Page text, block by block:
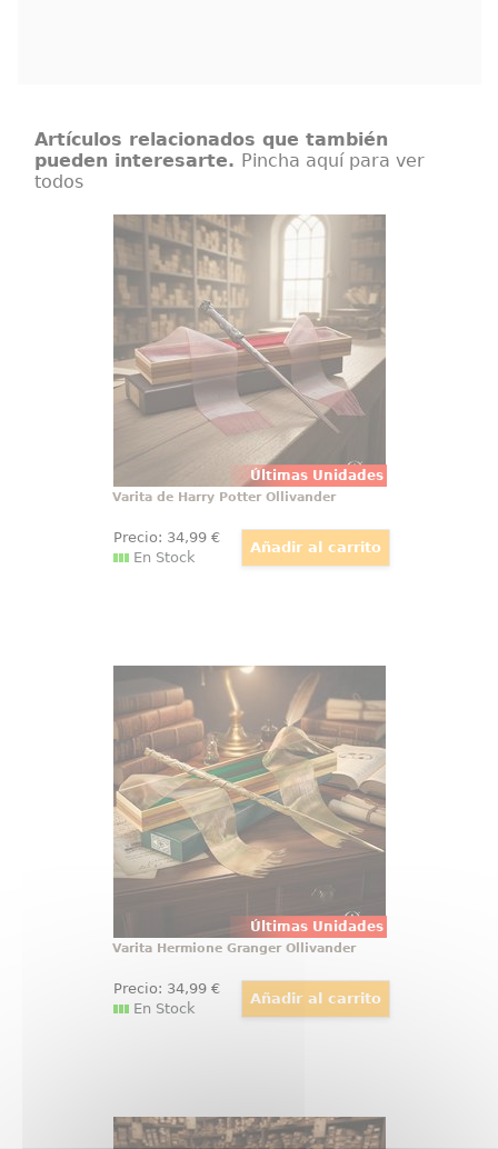
Artículos relacionados que también
pueden interesarte. Pincha aquí para ver
todos
Últimas Unidades
Varita de Harry Potter Ollivander
Varita de Harry Potter original con
licencia oficial, diseñada para
convertir cualquier colección en
una pieza con presencia propia
desde el primer vistazo. Esta
réplica de Harry Potter a escala
1:1 reúne acabado cuidado
Varita de Harry Potter Ollivander
Precio: 34,99€
En Stock
Últimas Unidades
Varita Hermione Granger Ollivander
Preciosa réplica oficial de la varita
de Hermione Granger, amiga de
Harry Potter. Viene en caja de
regalo con una cenefa de adorno.
Realizada en resina (Polyresin).
Escala 1:1,
Varita Hermione Granger Ollivander
Precio: 34,99€
En Stock
Varita de Albus Dumbledore
Ollivander